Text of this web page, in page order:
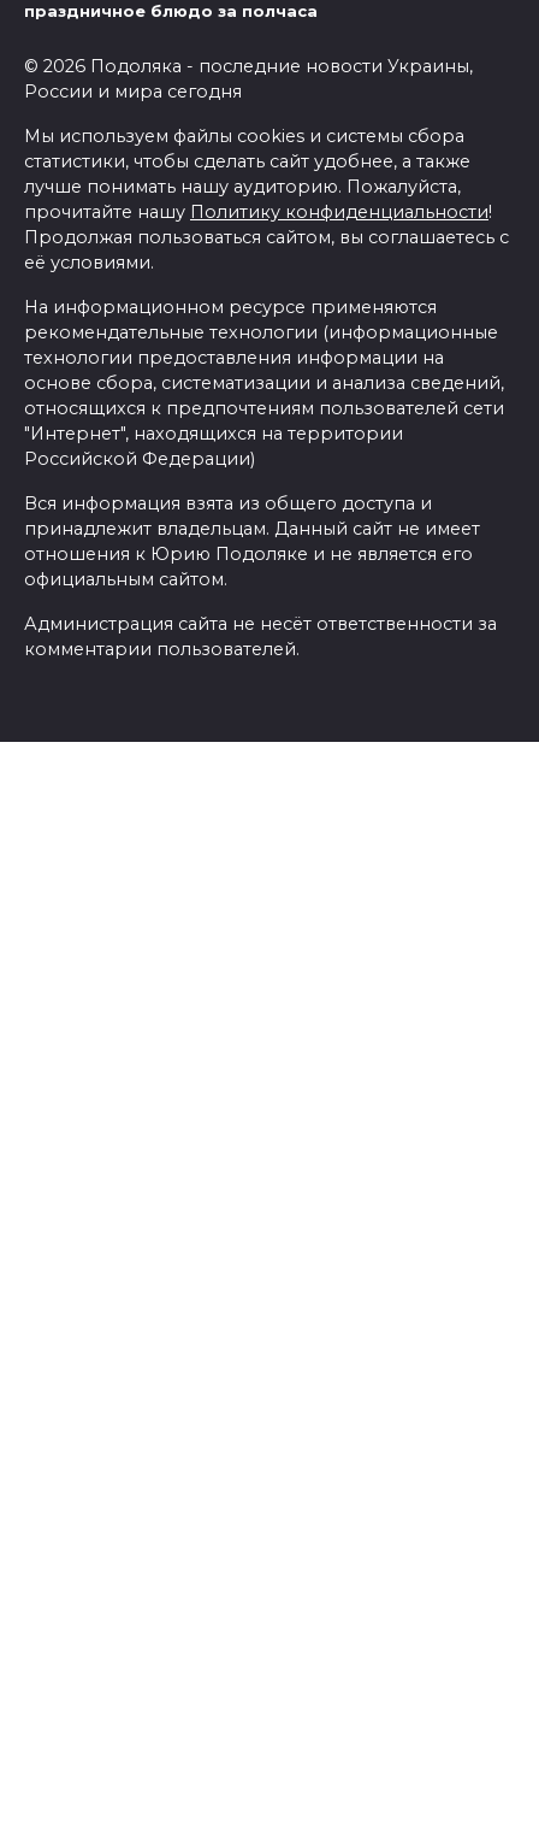
праздничное блюдо за полчаса
© 2026 Подоляка - последние новости Украины,
России и мира сегодня
Мы используем файлы cookies и системы сбора
статистики, чтобы сделать сайт удобнее, а также
лучше понимать нашу аудиторию. Пожалуйста,
прочитайте нашу Политику конфиденциальности!
Продолжая пользоваться сайтом, вы соглашаетесь с
её условиями.
На информационном ресурсе применяются
рекомендательные технологии (информационные
технологии предоставления информации на
основе сбора, систематизации и анализа сведений,
относящихся к предпочтениям пользователей сети
"Интернет", находящихся на территории
Российской Федерации)
Вся информация взята из общего доступа и
принадлежит владельцам. Данный сайт не имеет
отношения к Юрию Подоляке и не является его
официальным сайтом.
Администрация сайта не несёт ответственности за
комментарии пользователей.